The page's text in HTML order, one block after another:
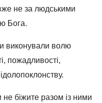
не за людськими
Бога.
виконували волю
пожадливості,
біжите разом із ними